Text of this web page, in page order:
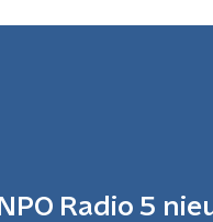
NPO Radio 5